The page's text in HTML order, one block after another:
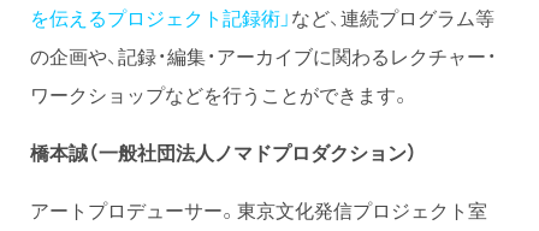
を伝えるプロジェクト記録術」など、連続プログラム等
の企画や、記録・編集・アーカイブに関わるレクチャー・
ワークショップなどを行うことができます。
橋本誠（一般社団法人ノマドプロダクション）
アートプロデューサー。東京文化発信プロジェクト室